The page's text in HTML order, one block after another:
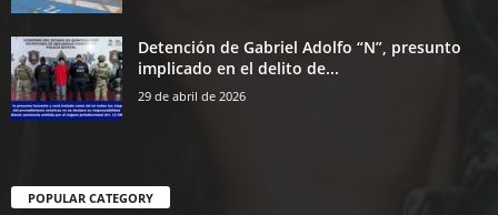
Detención de Gabriel Adolfo “N”, presunto
implicado en el delito de...
29 de abril de 2026
POPULAR CATEGORY